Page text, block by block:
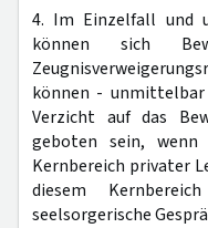
4. Im Einzelfall und
können sich
können - unmittelbar
Verzicht auf das
geboten sein, wenn
Kernbereich privater
diesem
seelsorgerische